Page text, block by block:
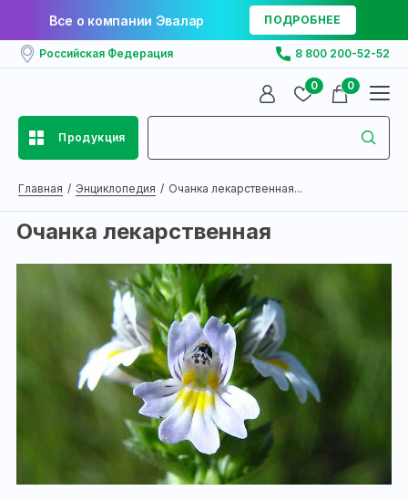
Все о компании Эвалар ПОДРОБНЕЕ
Российская Федерация 8 800 200-52-52
0 0
Продукция
Главная Энциклопедия Очанка лекарственная...
Очанка лекарственная